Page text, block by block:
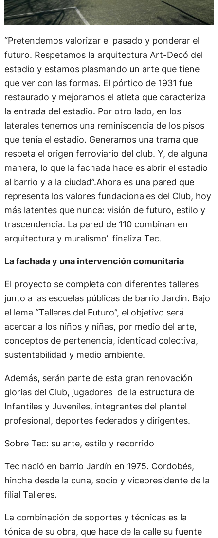
“Pretendemos valorizar el pasado y ponderar el
futuro. Respetamos la arquitectura Art-Decó del
estadio y estamos plasmando un arte que tiene
que ver con las formas. El pórtico de 1931 fue
restaurado y mejoramos el atleta que caracteriza
la entrada del estadio. Por otro lado, en los
laterales tenemos una reminiscencia de los pisos
que tenía el estadio. Generamos una trama que
respeta el origen ferroviario del club. Y, de alguna
manera, lo que la fachada hace es abrir el estadio
al barrio y a la ciudad”.Ahora es una pared que
representa los valores fundacionales del Club, hoy
más latentes que nunca: visión de futuro, estilo y
trascendencia. La pared de 110 combinan en
arquitectura y muralismo” finaliza Tec.
La fachada y una intervención comunitaria
El proyecto se completa con diferentes talleres
junto a las escuelas públicas de barrio Jardín. Bajo
el lema “Talleres del Futuro”, el objetivo será
acercar a los niños y niñas, por medio del arte,
conceptos de pertenencia, identidad colectiva,
sustentabilidad y medio ambiente.
Además, serán parte de esta gran renovación
glorias del Club, jugadores de la estructura de
Infantiles y Juveniles, integrantes del plantel
profesional, deportes federados y dirigentes.
Sobre Tec: su arte, estilo y recorrido
Tec nació en barrio Jardín en 1975. Cordobés,
hincha desde la cuna, socio y vicepresidente de la
filial Talleres.
La combinación de soportes y técnicas es la
tónica de su obra, que hace de la calle su fuente